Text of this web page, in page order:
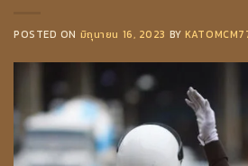
POSTED ON มิถุนายน 16, 2023 BY